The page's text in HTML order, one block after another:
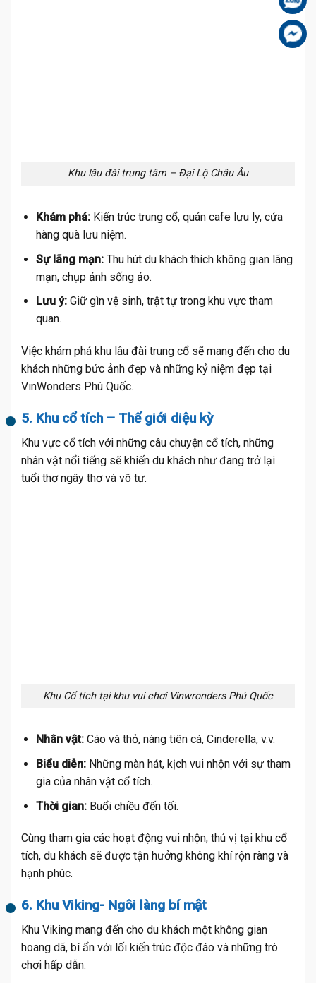
Khu lâu đài trung tâm – Đại Lộ Châu Âu
Khám phá:Kiến trúc trung cổ, quán cafe lưu ly, cửa
hàng quà lưu niệm.
Sự lãng mạn:Thu hút du khách thích không gian lãng
mạn, chụp ảnh sống ảo.
Lưu ý:Giữ gìn vệ sinh, trật tự trong khu vực tham
quan.
Việc khám phá khu lâu đài trung cổ sẽ mang đến cho du
khách những bức ảnh đẹp và những kỷ niệm đẹp tại
VinWonders Phú Quốc.
5. Khu cổ tích – Thế giới diệu kỳ
Khu vực cổ tích với những câu chuyện cổ tích, những
nhân vật nổi tiếng sẽ khiến du khách như đang trở lại
tuổi thơ ngây thơ và vô tư.
Khu Cổ tích tại khu vui chơi Vinwronders Phú Quốc
Nhân vật:Cáo và thỏ, nàng tiên cá, Cinderella, v.v.
Biểu diễn:Những màn hát, kịch vui nhộn với sự tham
gia của nhân vật cổ tích.
Thời gian:Buổi chiều đến tối.
Cùng tham gia các hoạt động vui nhộn, thú vị tại khu cổ
tích, du khách sẽ được tận hưởng không khí rộn ràng và
hạnh phúc.
6. Khu Viking- Ngôi làng bí mật
Khu Viking mang đến cho du khách một không gian
hoang dã, bí ẩn với lối kiến trúc độc đáo và những trò
chơi hấp dẫn.